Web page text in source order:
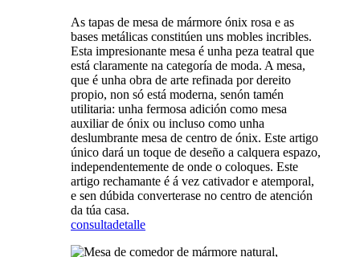
As tapas de mesa de mármore ónix rosa e as
bases metálicas constitúen uns mobles incribles.
Esta impresionante mesa é unha peza teatral que
está claramente na categoría de moda. A mesa,
que é unha obra de arte refinada por dereito
propio, non só está moderna, senón tamén
utilitaria: unha fermosa adición como mesa
auxiliar de ónix ou incluso como unha
deslumbrante mesa de centro de ónix. Este artigo
único dará un toque de deseño a calquera espazo,
independentemente de onde o coloques. Este
artigo rechamante é á vez cativador e atemporal,
e sen dúbida converterase no centro de atención
da túa casa.
consultadetalle